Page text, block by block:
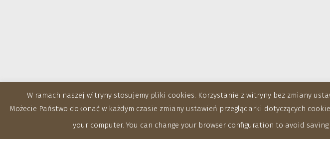
W ramach naszej witryny stosujemy pliki cookies. Korzystanie z witryny bez zmiany
Możecie Państwo dokonać w każdym czasie zmiany ustawień przeglądarki dotyczących
your computer. You can change your browser configuration to avoid